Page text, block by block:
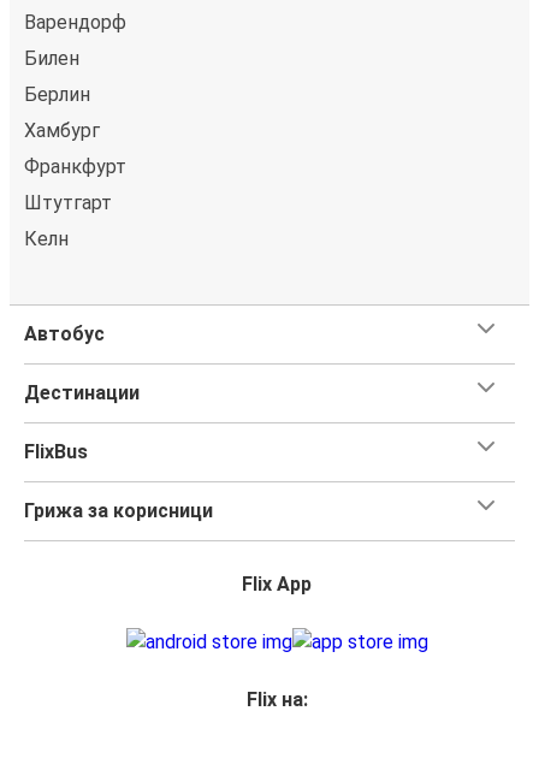
Варендорф
Билен
Берлин
Хамбург
Франкфурт
Штутгарт
Келн
Автобус
Дестинации
FlixBus
Грижа за корисници
Flix App
Flix на: